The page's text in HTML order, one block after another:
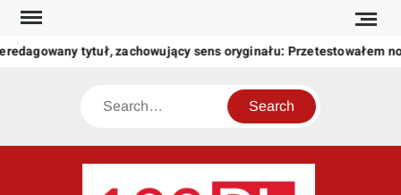
Skip
content
tytuł, zachowujący sens oryginału: Przetestowałem
Search